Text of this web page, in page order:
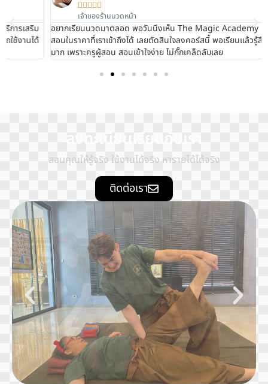

เจ้าของร้านนวดหน้า
อยากเรียนนวดมาตลอด พอวันนึงเห็น The Magic Academy เปิดคอร์ส
สอนในราคาที่เราเข้าถึงได้ เลยตัดสินใจลงคอร์สนี้ พอเรียนแล้วรู้สึกประทับใจ
มาก เพราะครูผู้สอน สอนเข้าใจง่าย ไม่กั๊กเคล็ดลับเลย
สอนคุณให้รู้จริง ใช้งานได้จริง หารายได้ได้จริง
ติดต่อเรา